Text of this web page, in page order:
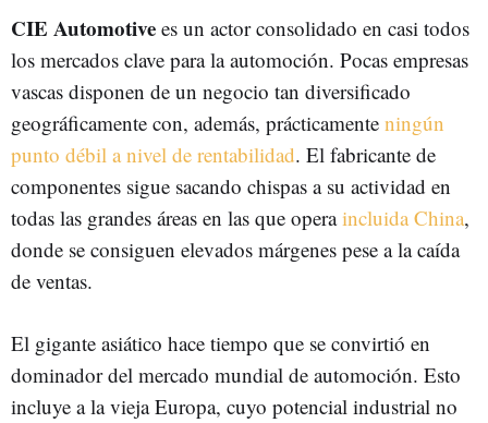
CIE Automotive es un actor consolidado en casi todos
los mercados clave para la automoción. Pocas empresas
vascas disponen de un negocio tan diversificado
geográficamente con, además, prácticamente ningún
punto débil a nivel de rentabilidad. El fabricante de
componentes sigue sacando chispas a su actividad en
todas las grandes áreas en las que operaincluida China,
donde se consiguen elevados márgenes pese a la caída
de ventas.
El gigante asiático hace tiempo que se convirtió en
dominador del mercado mundial de automoción. Esto
incluye a la vieja Europa, cuyo potencial industrial no